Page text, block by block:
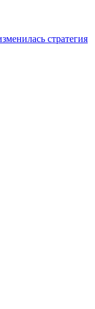
стратегия